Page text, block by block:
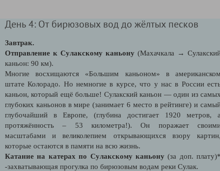
День 4: От бирюзовых вод до жёлтых песков
Завтрак.
Отправление к Сулакскому каньону (Махачкала →
каньон: 90 км).
Многие восхищаются «Большим каньоном» в
штате Колорадо. Но немногие в курсе, что у нас в России
каньон, который ещё больше! Сулакский каньон — один из
глубоких каньонов в мире (занимает 6 место в рейтинге) и
глубочайший в Европе, (глубина достигает 1920 метров,
протяжённость – 53 километра!). Он поражает
масштабами и великолепием открывающихся взору
которые остаются в памяти на всю жизнь.
Катание на катерах по Сулакскому каньону(за доп.
-захватывающая прогулка по бирюзовым водам реки Сулак.